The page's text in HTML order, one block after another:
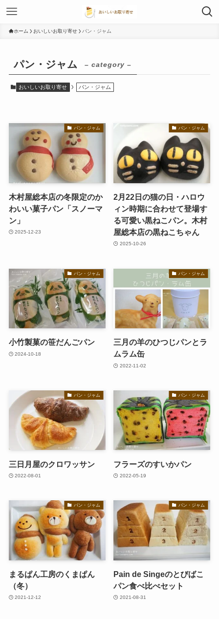
ホーム おいしいお取り寄せ パン・ジャム
パン・ジャム – category –
おいしいお取り寄せ パン・ジャム
パン・ジャム
木村屋総本店の冬限定のか
わいい菓子パン「スノーマ
ン」
2025-12-23
パン・ジャム
2月22日の猫の日・ハロウ
ィン時期に合わせて登場す
る可愛い黒ねこパン。木村
屋総本店の黒ねこちゃん
2025-10-26
パン・ジャム
小竹製菓の笹だんごパン
2024-10-18
パン・ジャム
三月の羊のひつじパンとラ
ムラム缶
2022-11-02
パン・ジャム
三日月屋のクロワッサン
2022-08-01
パン・ジャム
フラーズのすいかパン
2022-05-19
パン・ジャム
まるぱん工房のくまぱん
（冬）
2021-12-12
パン・ジャム
Pain de Singeのとびばこ
パン食べ比べセット
2021-08-31